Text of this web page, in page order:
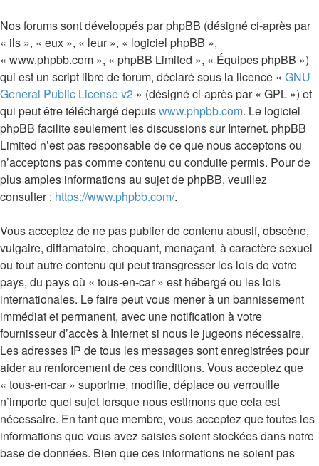
Nos forums sont développés par phpBB (désigné ci-après par
« ils », « eux », « leur », « logiciel phpBB »,
« www.phpbb.com », « phpBB Limited », « Équipes phpBB »)
qui est un script libre de forum, déclaré sous la licence « GNU
General Public License v2 » (désigné ci-après par « GPL ») et
qui peut être téléchargé depuiswww.phpbb.com. Le logiciel
phpBB facilite seulement les discussions sur Internet. phpBB
Limited n’est pas responsable de ce que nous acceptons ou
n’acceptons pas comme contenu ou conduite permis. Pour de
plus amples informations au sujet de phpBB, veuillez
consulter : https://www.phpbb.com/.
Vous acceptez de ne pas publier de contenu abusif, obscène,
vulgaire, diffamatoire, choquant, menaçant, à caractère sexuel
ou tout autre contenu qui peut transgresser les lois de votre
pays, du pays où « tous-en-car » est hébergé ou les lois
internationales. Le faire peut vous mener à un bannissement
immédiat et permanent, avec une notification à votre
fournisseur d’accès à Internet si nous le jugeons nécessaire.
Les adresses IP de tous les messages sont enregistrées pour
aider au renforcement de ces conditions. Vous acceptez que
« tous-en-car » supprime, modifie, déplace ou verrouille
n’importe quel sujet lorsque nous estimons que cela est
nécessaire. En tant que membre, vous acceptez que toutes les
informations que vous avez saisies soient stockées dans notre
base de données. Bien que ces informations ne soient pas